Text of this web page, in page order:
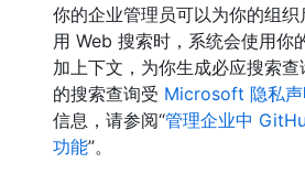
你的企业管理员可以为你的组
用 Web 搜索时，系统会使用你
加上下文，为你生成必应搜索
的搜索查询受 Microsoft 隐私声
信息，请参阅“管理企业中
功能”。